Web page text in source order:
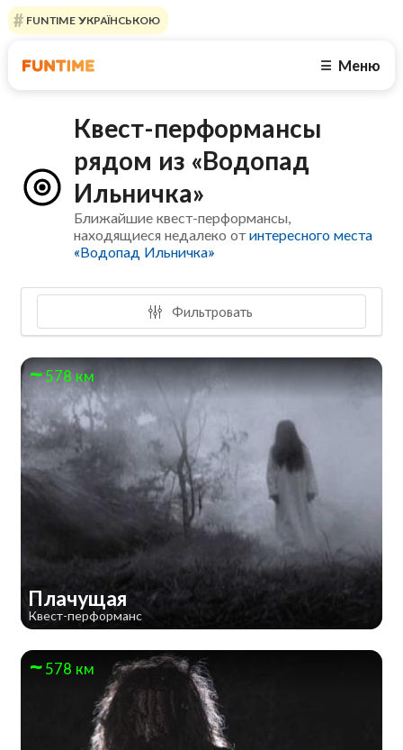
FUNTIME УКРАЇНСЬКОЮ
☰ Меню
Квест-перформансы
рядом из «Водопад
Ильничка»
Ближайшие квест-перформансы,
находящиеся недалеко отинтересного места
«Водопад Ильничка»
Фильтровать
578 км
Плачущая
Квест-перформанс
578 км